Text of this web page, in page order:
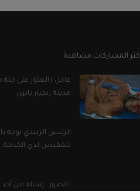
المشاركات مشاهدة
عاجل | العثور على
مدينة زنجبار بابين
للمقيدين لدى
بالصور ..رسالة من أحد